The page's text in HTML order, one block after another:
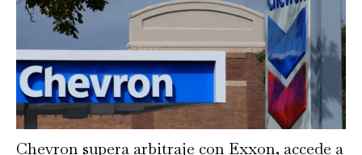
Chevron supera arbitraje con Exxon, accede a